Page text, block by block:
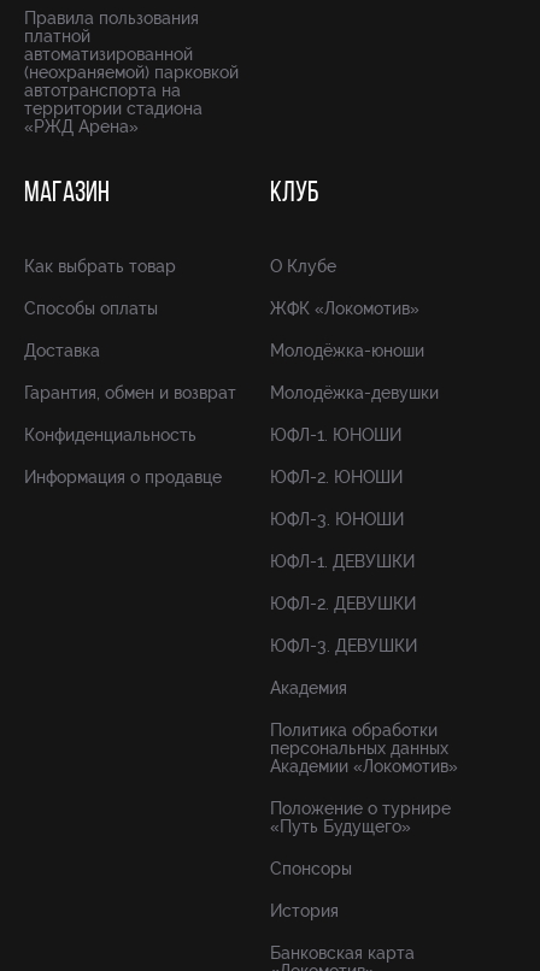
Правила пользования
платной
автоматизированной
(неохраняемой) парковкой
автотранспорта на
территории стадиона
«РЖД Арена»
МАГАЗИН
Как выбрать товар
Способы оплаты
Доставка
Гарантия, обмен и возврат
Конфиденциальность
Информация о продавце
КЛУБ
О Клубе
ЖФК «Локомотив»
Молодёжка-юноши
Молодёжка-девушки
ЮФЛ-1. ЮНОШИ
ЮФЛ-2. ЮНОШИ
ЮФЛ-3. ЮНОШИ
ЮФЛ-1. ДЕВУШКИ
ЮФЛ-2. ДЕВУШКИ
ЮФЛ-3. ДЕВУШКИ
Академия
Политика обработки
персональных данных
Академии «Локомотив»
Положение о турнире
«Путь Будущего»
Спонсоры
История
Банковская карта